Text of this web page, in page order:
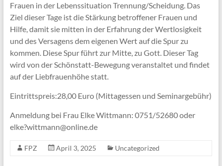
Frauen in der Lebenssituation Trennung/Scheidung. Das
Ziel dieser Tage ist die Stärkung betroffener Frauen und
Hilfe, damit sie mitten in der Erfahrung der Wertlosigkeit
und des Versagens dem eigenen Wert auf die Spur zu
kommen. Diese Spur führt zur Mitte, zu Gott. Dieser Tag
wird von der Schönstatt-Bewegung veranstaltet und findet
auf der Liebfrauenhöhe statt.
Eintrittspreis:28,00 Euro (Mittagessen und Seminargebühr)
Anmeldung bei Frau Elke Wittmann: 0751/52680 oder
elke?wittmann@online.de
FPZ April 3, 2025 Uncategorized